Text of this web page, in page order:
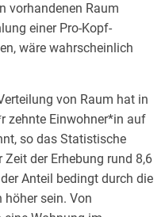
vorhandenen Raum
einer Pro-Kopf-
wäre wahrscheinlich
von Raum hat in
zehnte Einwohner*in auf
so das Statistische
der Erhebung rund 8,6
Anteil bedingt durch die
höher sein. Von